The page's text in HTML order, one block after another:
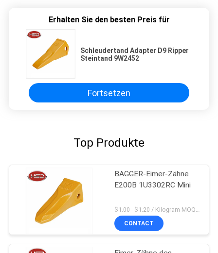
Erhalten Sie den besten Preis für
Schleudertand Adapter D9 Ripper
Steintand 9W2452
Fortsetzen
Top Produkte
BAGGER-Eimer-Zähne
E200B 1U3302RC Mini
$1.00 - $1.20 / Kilogram MOQ:100 Kilogramm/Kilogramm
CONTACT